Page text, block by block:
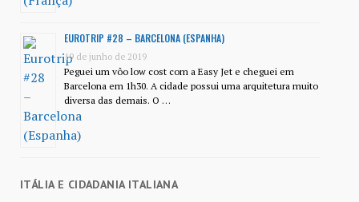
EUROTRIP #28 – BARCELONA (ESPANHA)
19 de junho de 2019
Peguei um vôo low cost com a Easy Jet e cheguei em
Barcelona em 1h30. A cidade possui uma arquitetura muito
diversa das demais. O …
ITÁLIA E CIDADANIA ITALIANA